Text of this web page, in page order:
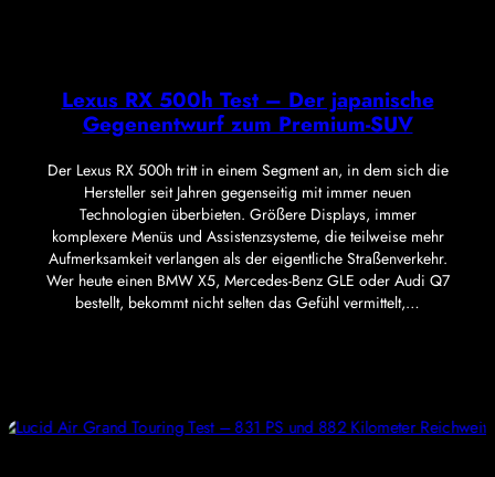
Lexus RX 500h Test – Der japanische
Gegenentwurf zum Premium-SUV
Der Lexus RX 500h tritt in einem Segment an, in dem sich die
Hersteller seit Jahren gegenseitig mit immer neuen
Technologien überbieten. Größere Displays, immer
komplexere Menüs und Assistenzsysteme, die teilweise mehr
Aufmerksamkeit verlangen als der eigentliche Straßenverkehr.
Wer heute einen BMW X5, Mercedes-Benz GLE oder Audi Q7
bestellt, bekommt nicht selten das Gefühl vermittelt,…